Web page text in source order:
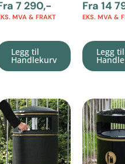
7 290,-
MVA & FRAKT
Legg til
Handlekurv
Fra 14
EKS. MVA &
Legg til